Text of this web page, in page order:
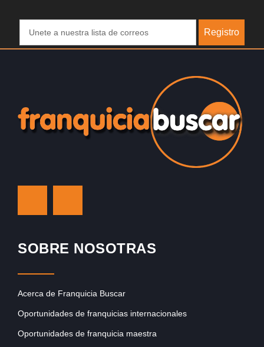
Registro
SOBRE NOSOTRAS
Acerca de Franquicia Buscar
Oportunidades de franquicias internacionales
Oportunidades de franquicia maestra